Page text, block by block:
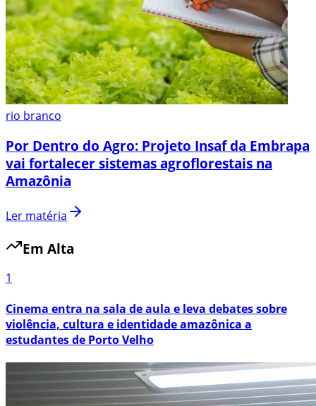
rio branco
Por Dentro do Agro: Projeto Insaf da Embrapa
vai fortalecer sistemas agroflorestais na
Amazônia
Ler matéria
Em Alta
1
Cinema entra na sala de aula e leva debates sobre
violência, cultura e identidade amazônica a
estudantes de Porto Velho